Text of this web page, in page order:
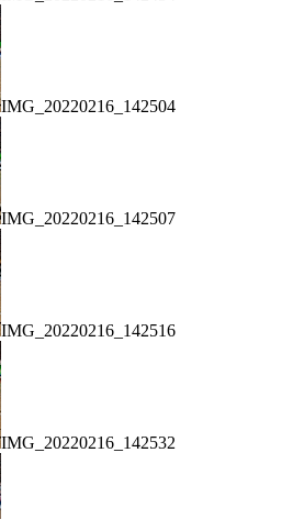
IMG_20220216_142504
IMG_20220216_142507
IMG_20220216_142516
IMG_20220216_142532